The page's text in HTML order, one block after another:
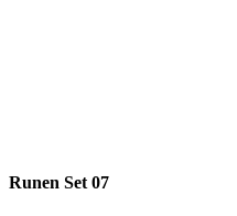
Runen Set 07